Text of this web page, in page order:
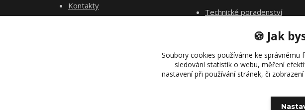
Kontakty
Technické poradenství
🍪 Jak
Soubory cookies používáme ke správnému
sledování statistik o webu, měření
nastavení při používání stránek, či